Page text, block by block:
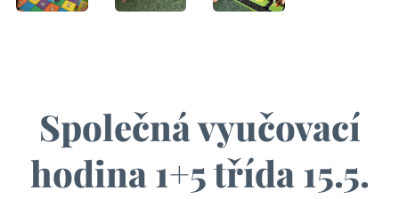
Společná vyučovací
hodina 1+5 třída 15.5.